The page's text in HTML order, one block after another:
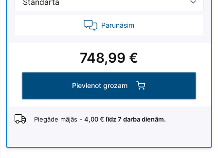
Parunāsim
748,99 €
Pievienot grozam
Piegāde mājās - 4,00 € līdz 7 darba dienām.